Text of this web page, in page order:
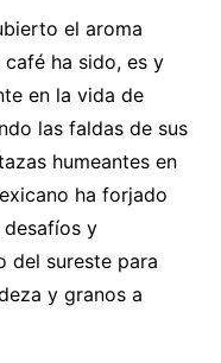
el aroma
ha sido, es y
en la vida de
las faldas de sus
humeantes en
ha forjado
y
del sureste para
y granos a